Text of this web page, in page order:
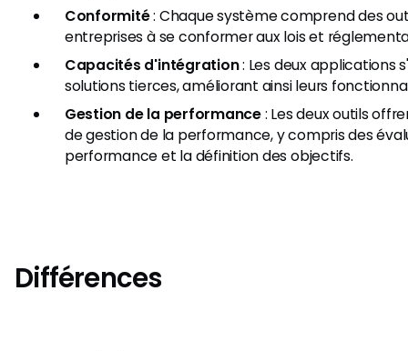
Conformité: Chaque système comprend des
entreprises à se conformer aux lois et
Capacités d'intégration: Les deux applications
solutions tierces, améliorant ainsi leurs
Gestion de la performance: Les deux outils
de gestion de la performance, y compris des
performance et la définition des objectifs.
Différences